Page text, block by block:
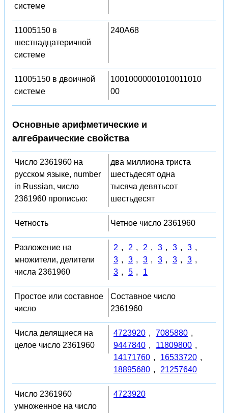
системе
11005150 в
шестнадцатеричной
системе
240A68
11005150 в двоичной
системе
10010000001010011010
00
Основные арифметические и
алгебраические свойства
Число 2361960 на
русском языке, number
in Russian, число
2361960 прописью:
два миллиона триста
шестьдесят одна
тысяча девятьсот
шестьдесят
Четность Четное число 2361960
Разложение на
множители, делители
числа 2361960
2 , 2 , 2 , 3 , 3 , 3 ,
3 , 3 , 3 , 3 , 3 , 3 ,
3 , 5 , 1
Простое или составное
число
Составное число
2361960
Числа делящиеся на
целое число 2361960
4723920 , 7085880 ,
9447840 , 11809800 ,
14171760 , 16533720 ,
18895680 , 21257640
Число 2361960
умноженное на число
4723920